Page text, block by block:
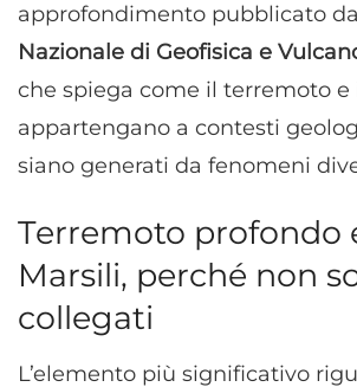
approfondimento pubblicato
Nazionale di Geofisica e
che spiega come il terremoto e
appartengano a contesti
siano generati da fenomeni
Terremoto profondo
Marsili, perché non
collegati
L’elemento più significativo